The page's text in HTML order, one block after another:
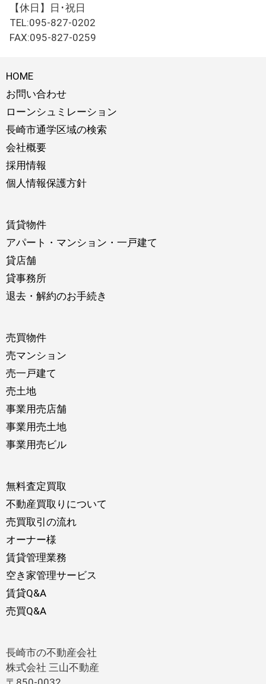
【休日】日･祝日
TEL:095-827-0202
FAX:095-827-0259
HOME
お問い合わせ
ローンシュミレーション
長崎市通学区域の検索
会社概要
採用情報
個人情報保護方針
賃貸物件
アパート・マンション・一戸建て
貸店舗
貸事務所
退去・解約のお手続き
売買物件
売マンション
売一戸建て
売土地
事業用売店舗
事業用売土地
事業用売ビル
無料査定買取
不動産買取りについて
売買取引の流れ
オーナー様
賃貸管理業務
空き家管理サービス
賃貸Q&A
売買Q&A
長崎市の不動産会社
株式会社 三山不動産